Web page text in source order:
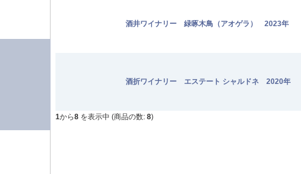
酒井ワイナリー 緑啄木鳥（アオゲラ） 2023年
酒折ワイナリー エステート シャルドネ 2020年
1から8 を表示中 (商品の数: 8)